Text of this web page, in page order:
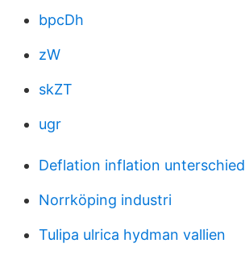
bpcDh
zW
skZT
ugr
Deflation inflation unterschied
Norrköping industri
Tulipa ulrica hydman vallien